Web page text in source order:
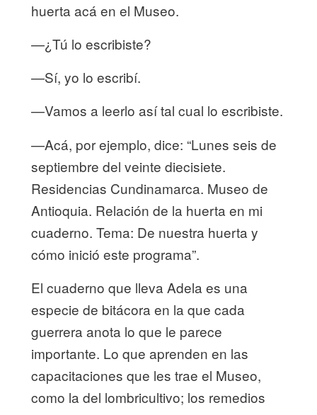
huerta acá en el Museo.
—¿Tú lo escribiste?
—Sí, yo lo escribí.
—Vamos a leerlo así tal cual lo escribiste.
—Acá, por ejemplo, dice: “Lunes seis de
septiembre del veinte diecisiete.
Residencias Cundinamarca. Museo de
Antioquia. Relación de la huerta en mi
cuaderno. Tema: De nuestra huerta y
cómo inició este programa”.
El cuaderno que lleva Adela es una
especie de bitácora en la que cada
guerrera anota lo que le parece
importante. Lo que aprenden en las
capacitaciones que les trae el Museo,
como la del lombricultivo; los remedios